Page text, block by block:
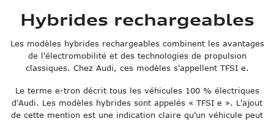
Hybrides rechargeables
Les modèles hybrides rechargeables combinent les avantages
de l'électromobilité et des technologies de propulsion
classiques. Chez Audi, ces modèles s'appellent TFSI e.
Le terme e-tron décrit tous les véhicules 100 % électriques
d'Audi. Les modèles hybrides sont appelés « TFSI e ». L'ajout
de cette mention est une indication claire qu'un véhicule peut